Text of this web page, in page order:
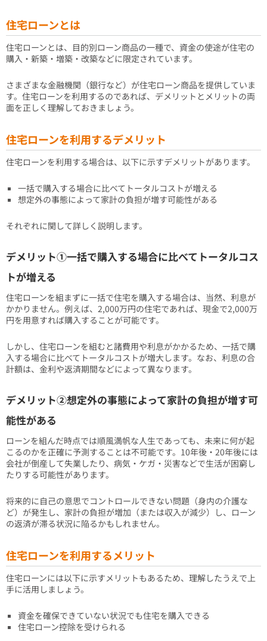
住宅ローンとは
住宅ローンとは、目的別ローン商品の一種で、資金の使途が住宅の
購入・新築・増築・改築などに限定されています。
さまざまな金融機関（銀行など）が住宅ローン商品を提供していま
す。住宅ローンを利用するのであれば、デメリットとメリットの両
面を正しく理解しておきましょう。
住宅ローンを利用するデメリット
住宅ローンを利用する場合は、以下に示すデメリットがあります。
一括で購入する場合に比べてトータルコストが増える
想定外の事態によって家計の負担が増す可能性がある
それぞれに関して詳しく説明します。
デメリット①一括で購入する場合に比べてトータルコス
トが増える
住宅ローンを組まずに一括で住宅を購入する場合は、当然、利息が
かかりません。例えば、2,000万円の住宅であれば、現金で2,000万
円を用意すれば購入することが可能です。
しかし、住宅ローンを組むと諸費用や利息がかかるため、一括で購
入する場合に比べてトータルコストが増大します。なお、利息の合
計額は、金利や返済期間などによって異なります。
デメリット②想定外の事態によって家計の負担が増す可
能性がある
ローンを組んだ時点では順風満帆な人生であっても、未来に何が起
こるのかを正確に予測することは不可能です。10年後・20年後には
会社が倒産して失業したり、病気・ケガ・災害などで生活が困窮し
たりする可能性があります。
将来的に自己の意思でコントロールできない問題（身内の介護な
ど）が発生し、家計の負担が増加（または収入が減少）し、ローン
の返済が滞る状況に陥るかもしれません。
住宅ローンを利用するメリット
住宅ローンには以下に示すメリットもあるため、理解したうえで上
手に活用しましょう。
資金を確保できていない状況でも住宅を購入できる
住宅ローン控除を受けられる